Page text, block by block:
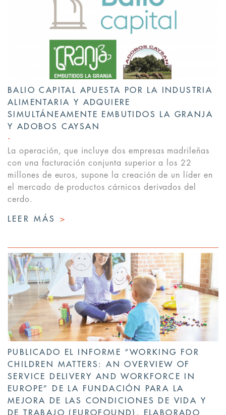
BALIO CAPITAL APUESTA POR LA INDUSTRIA
ALIMENTARIA Y ADQUIERE
SIMULTÁNEAMENTE EMBUTIDOS LA GRANJA
Y ADOBOS CAYSAN
La operación, que incluye dos empresas madrileñas
con una facturación conjunta superior a los 22
millones de euros, supone la creación de un líder en
el mercado de productos cárnicos derivados del
cerdo.
LEER MÁS >
PUBLICADO EL INFORME “WORKING FOR
CHILDREN MATTERS: AN OVERVIEW OF
SERVICE DELIVERY AND WORKFORCE IN
EUROPE” DE LA FUNDACIÓN PARA LA
MEJORA DE LAS CONDICIONES DE VIDA Y
DE TRABAJO (EUROFOUND), ELABORADO